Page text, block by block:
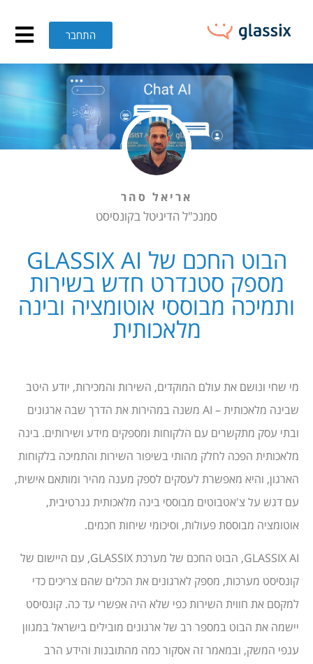
הבוט החכם של GLASSIX AI מספק סטנדרט חדש בשירות ותמיכה מבוססי אוטומציה ובינה מלאכותית – GLASSIX התחבר
אריאל סהר
סמנכ"ל הדיגיטל בקונסיסט
הבוט החכם של GLASSIX AI
מספק סטנדרט חדש בשירות
ותמיכה מבוססי אוטומציה ובינה
מלאכותית
מי שחי ונושם את עולם המוקדים, השירות והמכירות, יודע היטב
שבינה מלאכותית – AI משנה במהירות את הדרך שבה ארגונים
ובתי עסק מתקשרים עם הלקוחות ומספקים מידע ושירותים. בינה
מלאכותית הפכה לחלק מהותי בשיפור השירות והתמיכה בלקוחות
הארגון, והיא מאפשרת לעסקים לספק מענה מהיר ומותאם אישית,
עם דגש על צ'אטבוטים מבוססי בינה מלאכותית גנרטיבית,
אוטומציה מבוססת פעולות, וסיכומי שיחות חכמים.
GLASSIX AI, הבוט החכם של מערכת GLASSIX, עם היישום של
קונסיסט מערכות, מספק לארגונים את הכלים שהם צריכים כדי
למקסם את חווית השירות כפי שלא היה אפשרי עד כה. קונסיסט
יישמה את הבוט במספר רב של ארגונים מובילים בישראל במגוון
ענפי המשק, ובמאמר זה אסקור כמה מהתובנות והידע הרב